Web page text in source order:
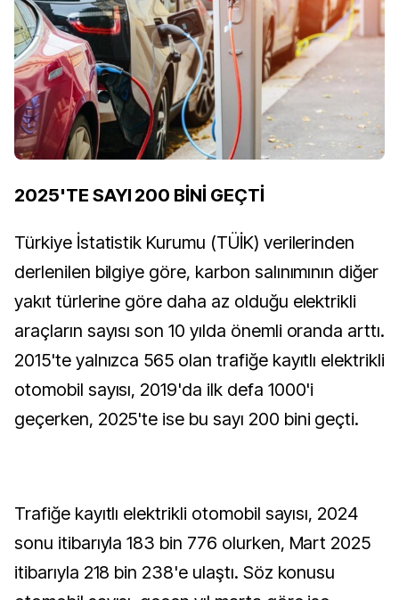
2025'TE SAYI 200 BİNİ GEÇTİ
Türkiye İstatistik Kurumu (TÜİK) verilerinden
derlenilen bilgiye göre, karbon salınımının diğer
yakıt türlerine göre daha az olduğu elektrikli
araçların sayısı son 10 yılda önemli oranda arttı.
2015'te yalnızca 565 olan trafiğe kayıtlı elektrikli
otomobil sayısı, 2019'da ilk defa 1000'i
geçerken, 2025'te ise bu sayı 200 bini geçti.
Trafiğe kayıtlı elektrikli otomobil sayısı, 2024
sonu itibarıyla 183 bin 776 olurken, Mart 2025
itibarıyla 218 bin 238'e ulaştı. Söz konusu